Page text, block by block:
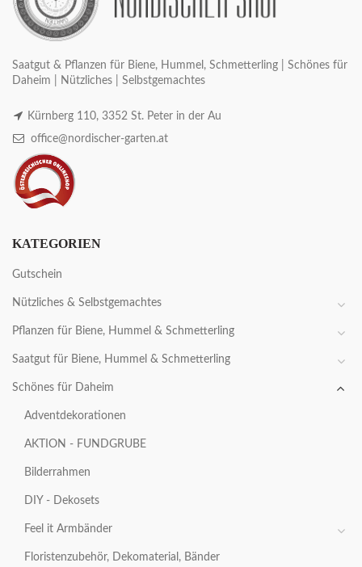
Saatgut & Pflanzen für Biene, Hummel, Schmetterling | Schönes für
Daheim | Nützliches | Selbstgemachtes
Kürnberg 110, 3352 St. Peter in der Au
office@nordischer-garten.at
KATEGORIEN
Gutschein
Nützliches & Selbstgemachtes
Pflanzen für Biene, Hummel & Schmetterling
Saatgut für Biene, Hummel & Schmetterling
Schönes für Daheim
Adventdekorationen
AKTION - FUNDGRUBE
Bilderrahmen
DIY - Dekosets
Feel it Armbänder
Floristenzubehör, Dekomaterial, Bänder